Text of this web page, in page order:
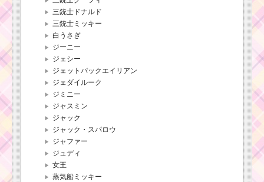
三銃士ドナルド
三銃士ミッキー
白うさぎ
ジーニー
ジェシー
ジェットパックエイリアン
ジェダイルーク
ジミニー
ジャスミン
ジャック
ジャック・スパロウ
ジャファー
ジュディ
女王
蒸気船ミッキー